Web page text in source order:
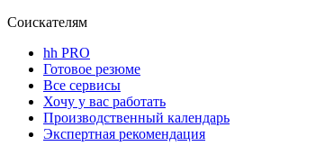
Соискателям
hh PRO
Готовое резюме
Все сервисы
Хочу у вас работать
Производственный календарь
Экспертная рекомендация